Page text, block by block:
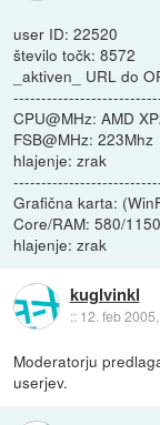
user ID: 22520
število točk: 8572
_aktiven_ URL do
CPU@MHz: AMD
FSB@MHz: 223Mhz
hlajenje: zrak
Grafična karta:
Core/RAM: 580/1150
hlajenje: zrak
kuglvinkl
:: 12. feb
Moderatorju
userjev.